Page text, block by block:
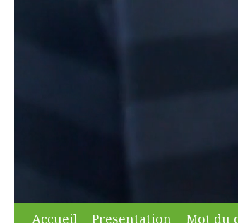
Accueil Presentation Mot du